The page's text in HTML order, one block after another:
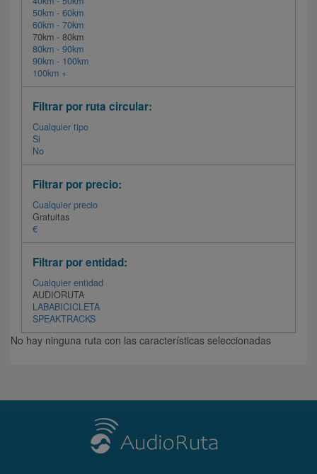
50km - 60km
60km - 70km
70km - 80km
80km - 90km
90km - 100km
100km +
Filtrar por ruta circular:
Cualquier tipo
Si
No
Filtrar por precio:
Cualquier precio
Gratuitas
€
Filtrar por entidad:
Cualquier entidad
AUDIORUTA
LABABICICLETA
SPEAKTRACKS
No hay ninguna ruta con las características seleccionadas